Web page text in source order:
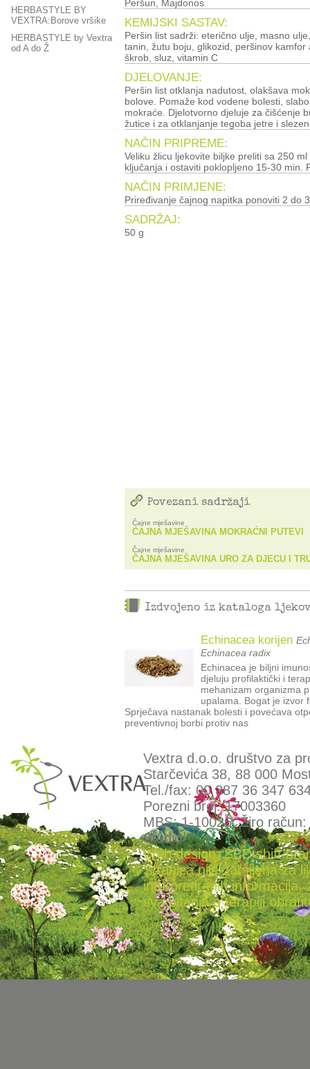
HERBASTYLE BY
VEXTRA:Borove vršike
HERBASTYLE by Vextra
od A do Ž
Peršun, Majdonos
KEMIJSKI SASTAV:
Peršin list sadrži: eterično ulje, masno
tanin, žutu boju, glikozid, peršinov
škrob, sluz, vitamin C
DJELOVANJE:
Peršin list otklanja nadutost, olakšava
bolove. Pomaže kod vodene bolesti,
mokraće. Djelotvorno djeluje za čišćenje
žutice i za otklanjanje tegoba jetre i
NAČIN PRIPREME:
Veliku žlicu ljekovite biljke preliti sa 250
ključanja i ostaviti poklopljeno 15-30 min.
NAČIN PRIMJENE:
Priređivanje čajnog napitka ponoviti 2 do
SADRŽAJ:
50 g
Povezani sadržaji
Čajne mješavine
ČAJNA MJEŠAVINA MOKRAĆNI PUTEVI
Čajne mješavine
ČAJNA MJEŠAVINA URO ZA DJECU I
Izdvojeno iz kataloga
Echinacea korijen
Echinacea radix
Echinacea je biljni
djeluju profilaktički i
mehanizam organizma
upalama. Bogat je izvor
Sprječava nastanak bolesti i povećava
preventivnoj borbi protiv nas
Vextra d.o.o. društvo za
Starčevića 38, 88 000
Tel./fax: 00 387 36 347
Porezni broj: 17003360
MBS: 1-10026, Žiro
Studio
Web design: SBD shift
Stranica nije zamijena za
interpretiranih informacija,
sva pitanja o terapiji